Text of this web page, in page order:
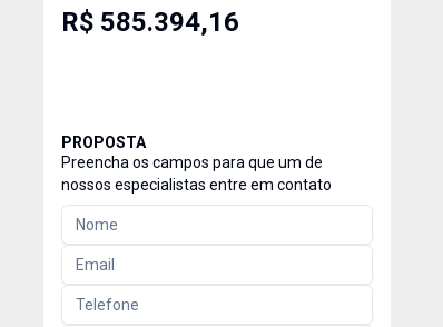
R$ 585.394,16
PROPOSTA
Preencha os campos para que um de
nossos especialistas entre em contato